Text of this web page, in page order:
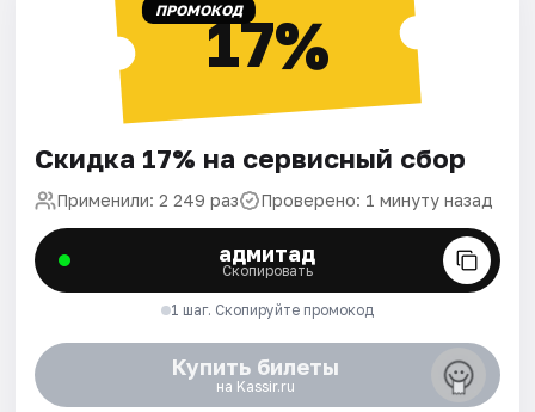
ПРОМОКОД17%
Скидка 17% на сервисный сбор
Применили: 2 249 раз Проверено: 1 минуту назад
адмитад
Скопировать
1 шаг. Скопируйте промокод
Купить билеты
на Kassir.ru